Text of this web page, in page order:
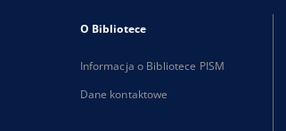
O Bibliotece
Informacja o Bibliotece PISM
Dane kontaktowe